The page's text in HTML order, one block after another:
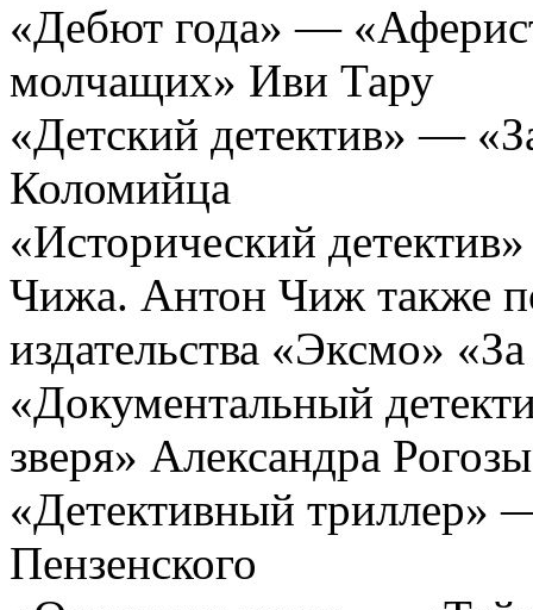
«Дебют года» —
молчащих» Иви Тару
«Детский детектив» —
Коломийца
«Исторический
Чижа. Антон Чиж также
издательства «Эксмо»
«Документальный
зверя» Александра Рогозы
«Детективный триллер»
Пензенского